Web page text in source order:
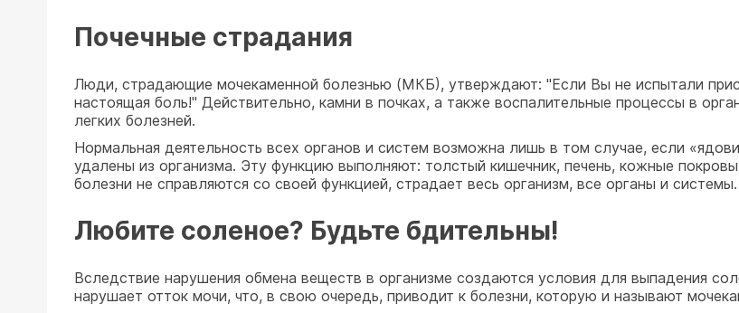
Почечные страдания
Люди, страдающие мочекаменной болезнью (МКБ), утверждают: "Если Вы не испытали
настоящая боль!" Действительно, камни в почках, а также воспалительные процессы в
легких болезней.
Нормальная деятельность всех органов и систем возможна лишь в том случае, если
удалены из организма. Эту функцию выполняют: толстый кишечник, печень, кожные
болезни не справляются со своей функцией, страдает весь организм, все органы и системы.
Любите соленое? Будьте бдительны!
Вследствие нарушения обмена веществ в организме создаются условия для выпадения
нарушает отток мочи, что, в свою очередь, приводит к болезни, которую и называют